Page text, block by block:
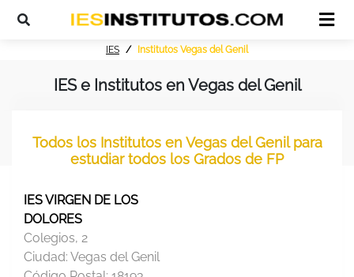
IES Institutos Vegas del Genil
IES e Institutos en Vegas del Genil
Todos los Institutos en Vegas del Genil para
estudiar todos los Grados de FP
IES VIRGEN DE LOS
DOLORES
Colegios, 2
Ciudad: Vegas del Genil